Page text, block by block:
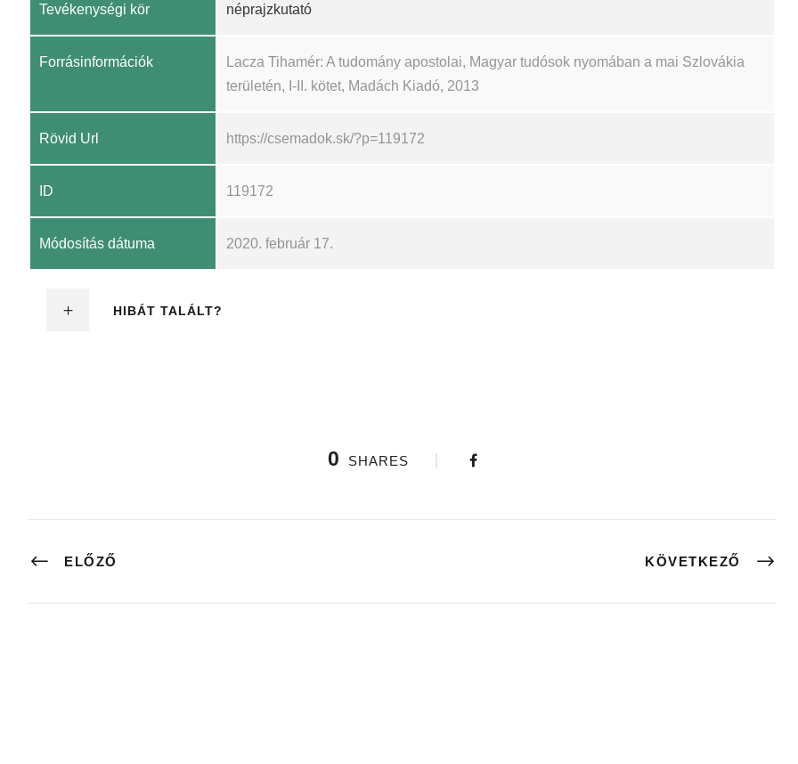
Tevékenységi kör néprajzkutató
Forrásinformációk
Lacza Tihamér: A tudomány apostolai, Magyar tudósok nyomában a mai Szlovákia
területén, I-II. kötet, Madách Kiadó, 2013
Rövid Url https://csemadok.sk/?p=119172
ID 119172
Módosítás dátuma 2020. február 17.
HIBÁT TALÁLT?
0 SHARES
ELŐZŐ KÖVETKEZŐ